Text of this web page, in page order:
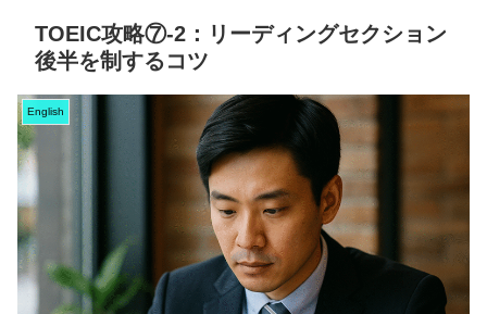
TOEIC攻略⑦-2：リーディングセクション
後半を制するコツ
English